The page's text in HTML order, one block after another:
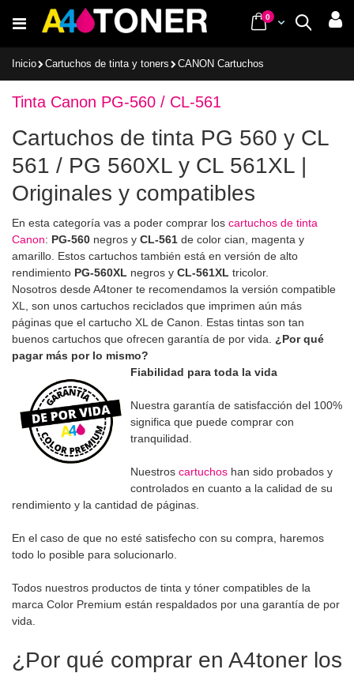
al
Buscar
Cart
0items
Inicio Cartuchos de tinta y toners CANON Cartuchos
Tinta Canon PG-560 / CL-561
Cartuchos de tinta PG 560 y CL
561 / PG 560XL y CL 561XL |
Originales y compatibles
En esta categoría vas a poder comprar los cartuchos de tinta
Canon: PG-560 negros y CL-561 de color cian, magenta y
amarillo. Estos cartuchos también está en versión de alto
rendimiento PG-560XL negros y CL-561XL tricolor.
Nosotros desde A4toner te recomendamos la versión compatible
XL, son unos cartuchos reciclados que imprimen aún más
páginas que el cartucho XL de Canon. Estas tintas son tan
buenos cartuchos que ofrecen garantía de por vida. ¿Por qué
pagar más por lo mismo?
Fiabilidad para toda la vida
Nuestra garantía de satisfacción del 100%
significa que puede comprar con
tranquilidad.
Nuestros cartuchos han sido probados y
controlados en cuanto a la calidad de su
rendimiento y la cantidad de páginas.
En el caso de que no esté satisfecho con su compra, haremos
todo lo posible para solucionarlo.
Todos nuestros productos de tinta y tóner compatibles de la
marca Color Premium están respaldados por una garantía de por
vida.
¿Por qué comprar en A4toner los